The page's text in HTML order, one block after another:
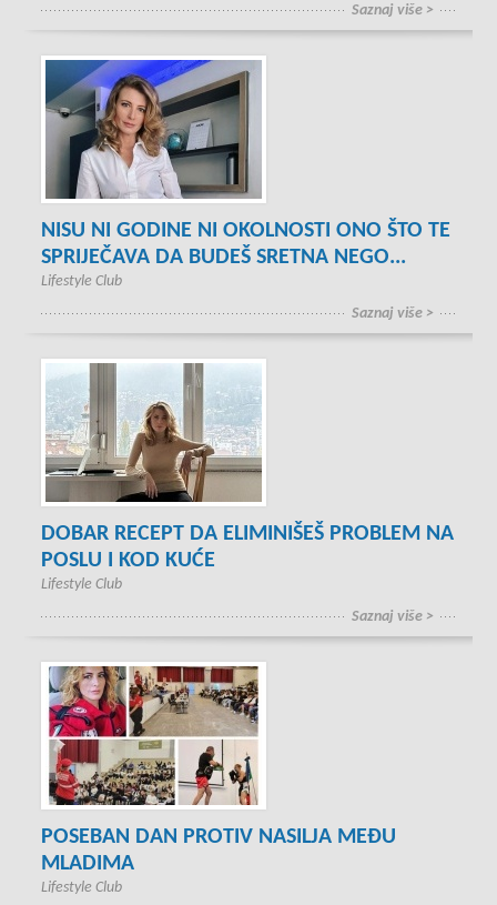
Saznaj više >
NISU NI GODINE NI OKOLNOSTI ONO ŠTO TE
SPRIJEČAVA DA BUDEŠ SRETNA NEGO...
Lifestyle Club
Saznaj više >
DOBAR RECEPT DA ELIMINIŠEŠ PROBLEM NA
POSLU I KOD KUĆE
Lifestyle Club
Saznaj više >
POSEBAN DAN PROTIV NASILJA MEĐU
MLADIMA
Lifestyle Club